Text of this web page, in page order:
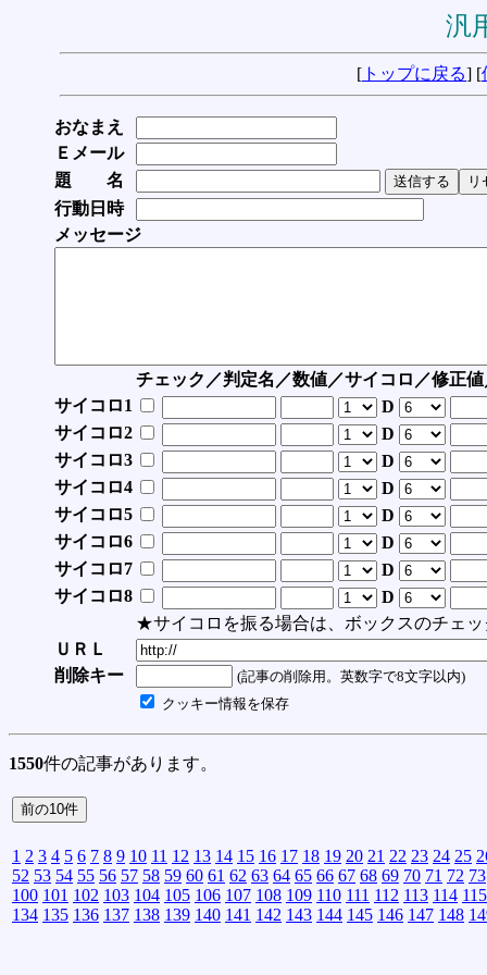
汎
[ トップに戻る] [
おなまえ
Ｅメール
題 名
行動日時
メッセージ
チェック／判定名／数値／サイコロ／修正
サイコロ1
D
サイコロ2
D
サイコロ3
D
サイコロ4
D
サイコロ5
D
サイコロ6
D
サイコロ7
D
サイコロ8
D
★サイコロを振る場合は、ボックスのチェッ
ＵＲＬ
削除キー
(記事の削除用。英数字で8文字以内)
クッキー情報を保存
1550件の記事があります。
1 2 3 4 5 6 7 8 9 10 11 12 13 14 15 16 17 18 19 20 21 22 23 24 25
52 53 54 55 56 57 58 59 60 61 62 63 64 65 66 67 68 69 70 71 72 73
100 101 102 103 104 105 106 107 108 109 110 111 112 113 114 115
134 135 136 137 138 139 140 141 142 143 144 145 146 147 148